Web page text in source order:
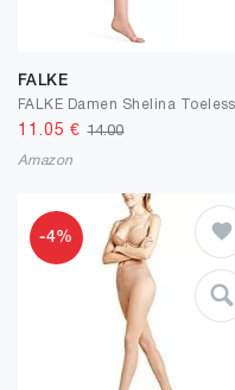
FALKE
11.05 €14.00
Amazon
-4%